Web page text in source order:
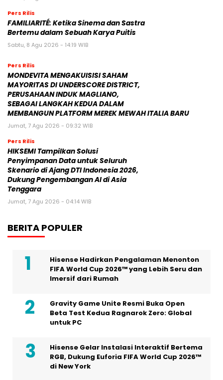
Pers Rilis
FAMILIARITÉ: Ketika Sinema dan Sastra
Bertemu dalam Sebuah Karya Puitis
Sabtu, 8 Agu 2026 - 14:19 WIB
Pers Rilis
MONDEVITA MENGAKUISISI SAHAM
MAYORITAS DI UNDERSCORE DISTRICT,
PERUSAHAAN INDUK MAGLIANO,
SEBAGAI LANGKAH KEDUA DALAM
MEMBANGUN PLATFORM MEREK MEWAH ITALIA BARU
Jumat, 7 Agu 2026 - 09:32 WIB
Pers Rilis
HIKSEMI Tampilkan Solusi
Penyimpanan Data untuk Seluruh
Skenario di Ajang DTI Indonesia 2026,
Dukung Pengembangan AI di Asia
Tenggara
Jumat, 7 Agu 2026 - 04:14 WIB
BERITA POPULER
Hisense Hadirkan Pengalaman Menonton
FIFA World Cup 2026™ yang Lebih Seru dan
Imersif dari Rumah
Gravity Game Unite Resmi Buka Open
Beta Test Kedua Ragnarok Zero: Global
untuk PC
Hisense Gelar Instalasi Interaktif Bertema
RGB, Dukung Euforia FIFA World Cup 2026™
di New York